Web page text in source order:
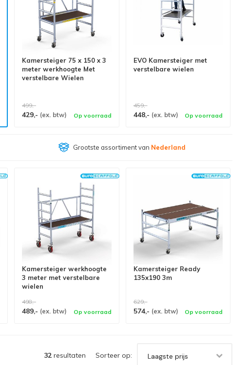
Kamersteiger 75 x 150 x 3
meter werkhoogte Met
verstelbare Wielen
499,-
429,- (ex. btw) Op voorraad
EVO Kamersteiger met
verstelbare wielen
459,-
448,- (ex. btw) Op voorraad
Klantenbeoordeling 9,4/10
Kamersteiger werkhoogte
3 meter met verstelbare
wielen
498,-
489,- (ex. btw) Op voorraad
Kamersteiger Ready
135x190 3m
629,-
574,- (ex. btw) Op voorraad
32 resultaten Sorteer op: Laagste prijs